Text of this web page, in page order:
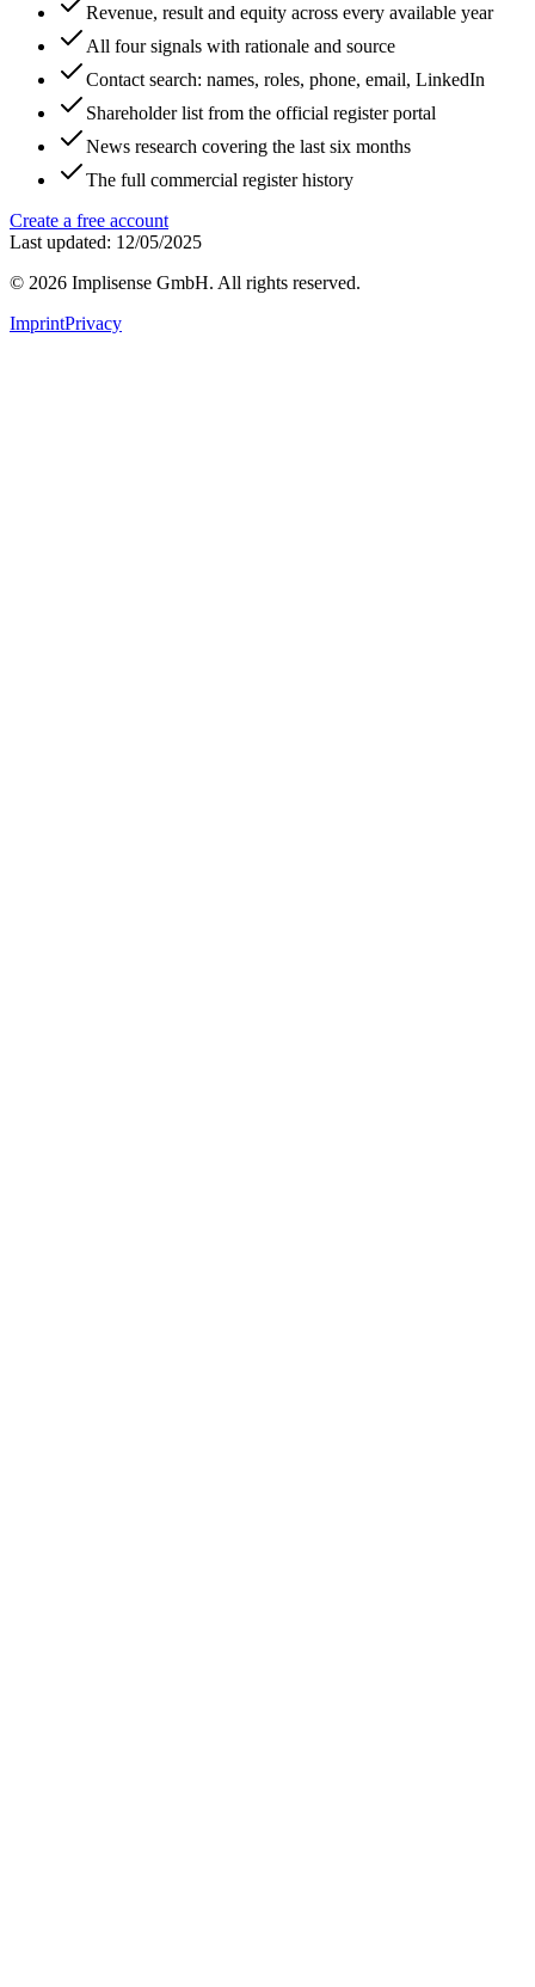
Revenue, result and equity across every available year
All four signals with rationale and source
Contact search: names, roles, phone, email, LinkedIn
Shareholder list from the official register portal
News research covering the last six months
The full commercial register history
Create a free account
Last updated: 12/05/2025
© 2026 Implisense GmbH. All rights reserved.
ImprintPrivacy